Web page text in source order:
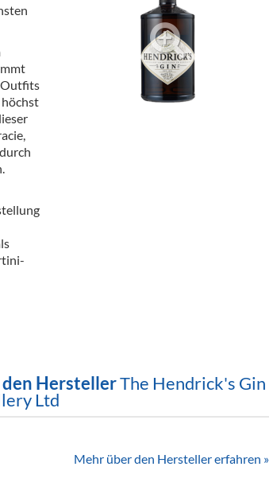
Outfits
HerstellerThe Hendrick's Gin
Ltd
Mehr über den Hersteller erfahren »